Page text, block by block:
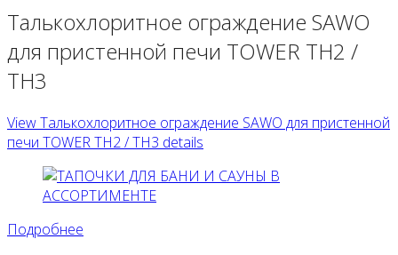
Талькохлоритное ограждение SAWO
для пристенной печи TOWER TH2 /
TH3
View Талькохлоритное ограждение SAWO для пристенной
печи TOWER TH2 / TH3 details
Подробнее